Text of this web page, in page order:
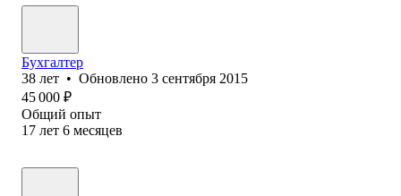
Бухгалтер
38 лет • Обновлено 3 сентября 2015
45 000 ₽
Общий опыт
17 лет 6 месяцев